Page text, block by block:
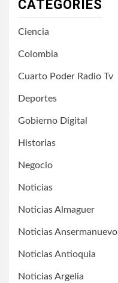
CATEGORIES
Ciencia
Colombia
Cuarto Poder Radio Tv
Deportes
Gobierno Digital
Historias
Negocio
Noticias
Noticias Almaguer
Noticias Ansermanuevo
Noticias Antioquia
Noticias Argelia